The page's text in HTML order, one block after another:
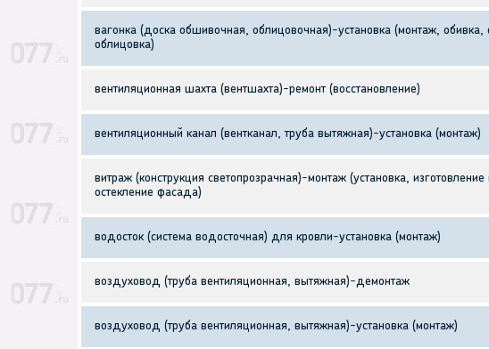
вагонка (доска обшивочная, облицовочная)-установка (монтаж, обивка,
облицовка)
вентиляционная шахта (вентшахта)-ремонт (восстановление)
вентиляционный канал (вентканал, труба вытяжная)-установка (монтаж)
витраж (конструкция светопрозрачная)-монтаж (установка, изготовление
остекление фасада)
водосток (система водосточная) для кровли-установка (монтаж)
воздуховод (труба вентиляционная, вытяжная)-демонтаж
воздуховод (труба вентиляционная, вытяжная)-установка (монтаж)